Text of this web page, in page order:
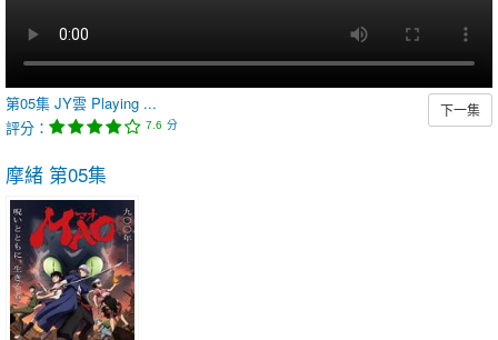
第05集 JY雲 Playing ...
評分：
7.6 分
下一集
摩緒 第05集